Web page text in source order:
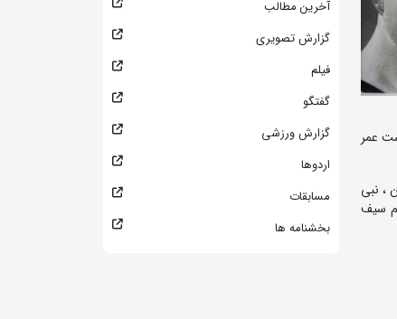
عمر
، نبی
سیف
آخرین مطالب
گزارش تصویری
فیلم
گفتگو
گزارش ورزشی
اردوها
مسابقات
بخشنامه ها